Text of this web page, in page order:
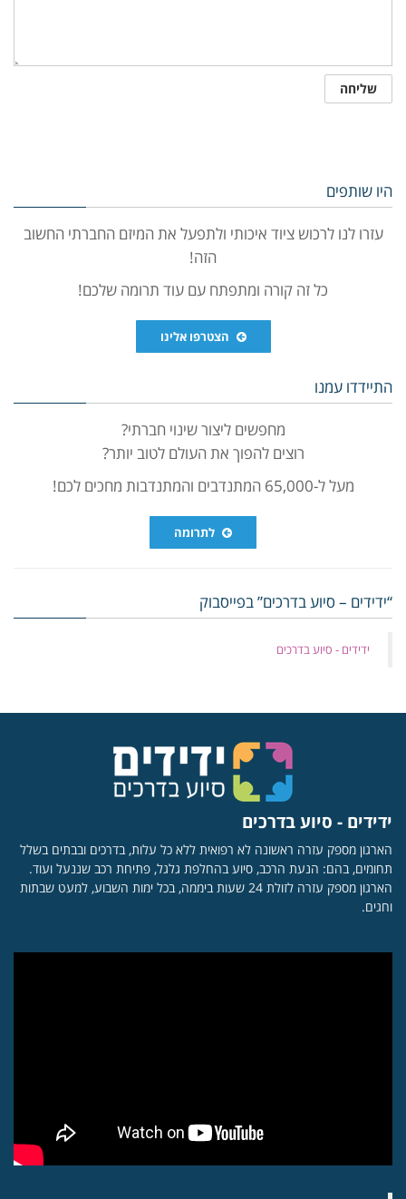
היו שותפים
עזרו לנו לרכוש ציוד איכותי ולתפעל את המיזם החברתי החשוב
הזה!
כל זה קורה ומתפתח עם עוד תרומה שלכם!
הצטרפו אלינו
התיידדו עמנו
מחפשים ליצור שינוי חברתי?
רוצים להפוך את העולם לטוב יותר?
מעל ל-65,000 המתנדבים והמתנדבות מחכים לכם!
לתרומה
“ידידים – סיוע בדרכים” בפייסבוק
‏ידידים - סיוע בדרכים
ידידים - סיוע בדרכים
הארגון מספק עזרה ראשונה לא רפואית ללא כל עלות, בדרכים ובבתים בשלל
תחומים, בהם: הנעת הרכב, סיוע בהחלפת גלגל, פתיחת רכב שננעל ועוד.
הארגון מספק עזרה לזולת 24 שעות ביממה, בכל ימות השבוע, למעט שבתות
וחגים.